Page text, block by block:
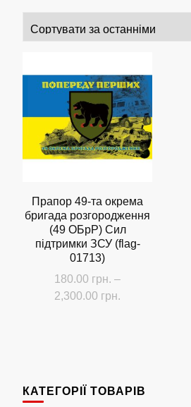
Прапор 49-та окрема
бригада розгородження
(49 ОБрР) Сил
підтримки ЗСУ (flag-
01713)
180.00 грн. –
2,300.00 грн.
варіантів.
КАТЕГОРІЇ ТОВАРІВ